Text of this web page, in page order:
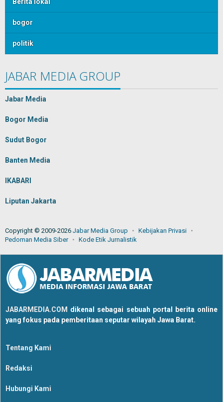
bogor
politik
JABAR MEDIA GROUP
Jabar Media
Bogor Media
Sudut Bogor
Banten Media
IKABARI
Liputan Jakarta
Copyright © 2009-2026 Jabar Media Group
Kebijakan Privasi
Pedoman Media Siber
Kode Etik Jurnalistik
JABARMEDIA.COM dikenal sebagai sebuah portal berita online
yang fokus pada pemberitaan seputar wilayah Jawa Barat.
Tentang Kami
Redaksi
Hubungi Kami